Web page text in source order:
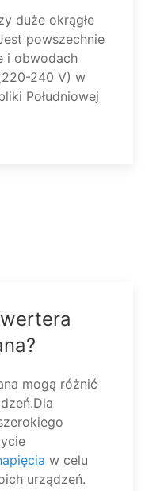
duże okrągłe
powszechnie
i obwodach
240 V) w
Południowej
mogą różnić
w celu
urządzeń.